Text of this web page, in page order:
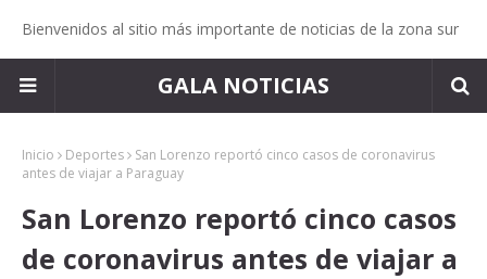
Bienvenidos al sitio más importante de noticias de la zona sur
GALA NOTICIAS
Inicio Deportes
San Lorenzo reportó cinco casos de coronavirus
antes de viajar a Paraguay
San Lorenzo reportó cinco casos
de coronavirus antes de viajar a